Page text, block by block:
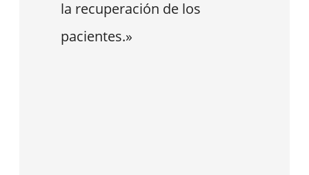
la recuperación de los
pacientes.»